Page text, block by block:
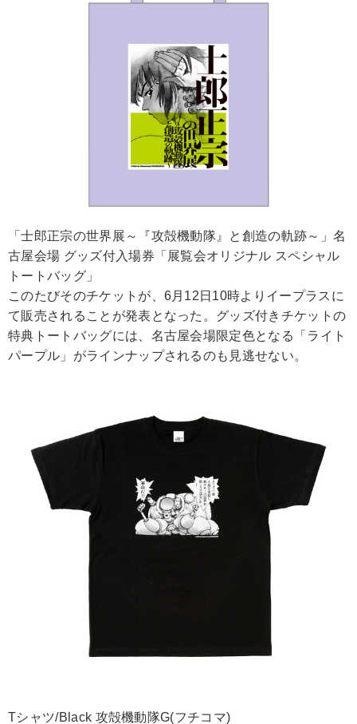
「士郎正宗の世界展～『攻殻機動隊』と創造の軌跡～」名
古屋会場 グッズ付入場券「展覧会オリジナル スペシャル
トートバッグ」
このたびそのチケットが、6月12日10時よりイープラスに
て販売されることが発表となった。グッズ付きチケットの
特典トートバッグには、名古屋会場限定色となる「ライト
パープル」がラインナップされるのも見逃せない。
Tシャツ/Black 攻殻機動隊G(フチコマ)